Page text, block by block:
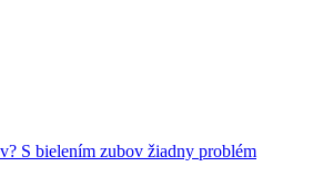
S bielením zubov žiadny problém